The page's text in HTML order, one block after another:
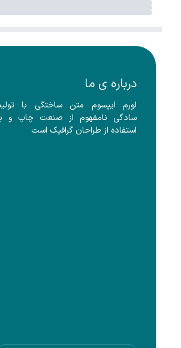
درباره ی ما
استفاده از طراحان گرافیک است